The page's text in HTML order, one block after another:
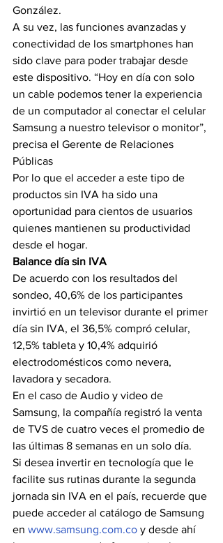
González.
A su vez, las funciones avanzadas y
conectividad de los smartphones han
sido clave para poder trabajar desde
este dispositivo. “Hoy en día con solo
un cable podemos tener la experiencia
de un computador al conectar el celular
Samsung a nuestro televisor o monitor”,
precisa el Gerente de Relaciones
Públicas
Por lo que el acceder a este tipo de
productos sin IVA ha sido una
oportunidad para cientos de usuarios
quienes mantienen su productividad
desde el hogar.
Balance día sin IVA
De acuerdo con los resultados del
sondeo, 40,6% de los participantes
invirtió en un televisor durante el primer
día sin IVA, el 36,5% compró celular,
12,5% tableta y 10,4% adquirió
electrodomésticos como nevera,
lavadora y secadora.
En el caso de Audio y video de
Samsung, la compañía registró la venta
de TVS de cuatro veces el promedio de
las últimas 8 semanas en un solo día.
Si desea invertir en tecnología que le
facilite sus rutinas durante la segunda
jornada sin IVA en el país, recuerde que
puede acceder al catálogo de Samsung
en www.samsung.com.co y desde ahí